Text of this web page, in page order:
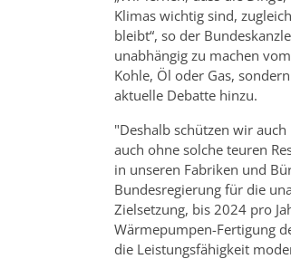
Klimas wichtig sind,
bleibt“, so der
unabhängig zu machen
Kohle, Öl oder Gas,
aktuelle Debatte hinzu.
"Deshalb schützen wir
auch ohne solche teuren
in unseren Fabriken und
Bundesregierung für die
Zielsetzung, bis 2024 pro
Wärmepumpen-Fertigung
die Leistungsfähigkeit